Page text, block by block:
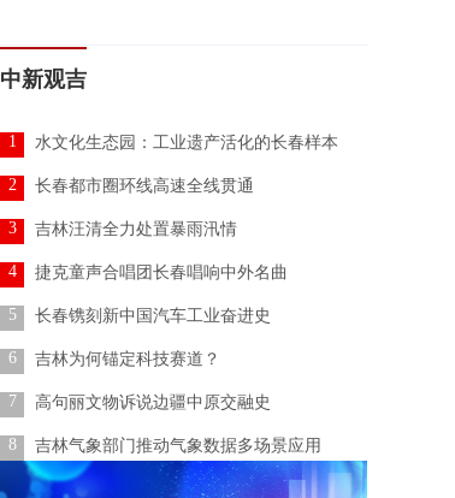
中新观吉
1 水文化生态园：工业遗产活化的长春样本
2 长春都市圈环线高速全线贯通
3 吉林汪清全力处置暴雨汛情
4 捷克童声合唱团长春唱响中外名曲
5 长春镌刻新中国汽车工业奋进史
6 吉林为何锚定科技赛道？
7 高句丽文物诉说边疆中原交融史
8 吉林气象部门推动气象数据多场景应用